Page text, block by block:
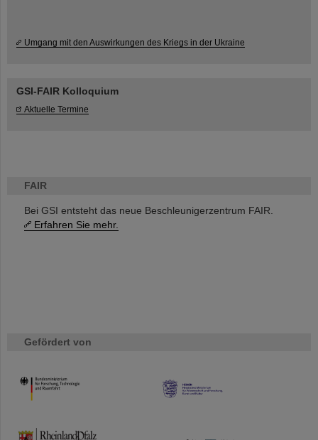
FAIR
Bei GSI entsteht das neue Beschleunigerzentrum FAIR.
Erfahren Sie mehr.
Gefördert von
HMWK
TMWWDG
Umgang mit den Auswirkungen des Kriegs in der Ukraine
GSI-FAIR Kolloquium
Aktuelle Termine